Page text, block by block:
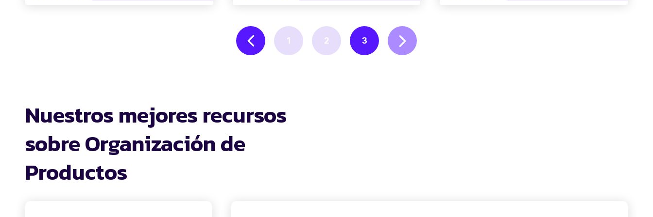
1 2 3
Nuestros mejores recursos
sobre Organización de
Productos